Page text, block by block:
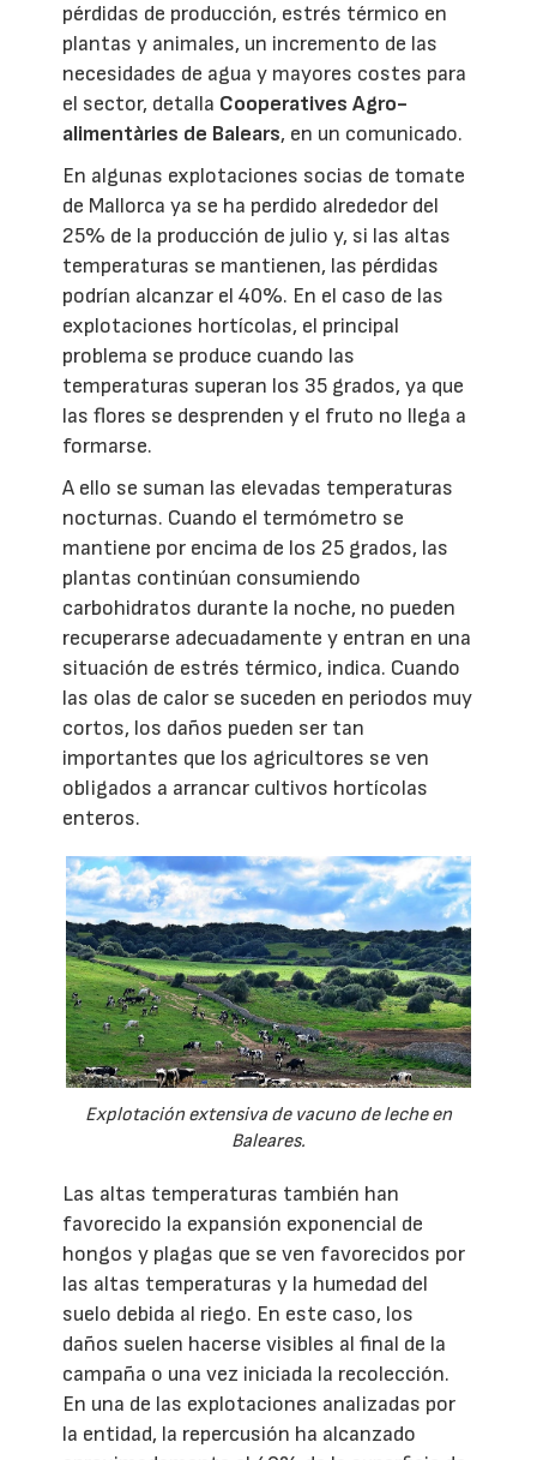
pérdidas de producción, estrés térmico en
plantas y animales, un incremento de las
necesidades de agua y mayores costes para
el sector, detalla Cooperatives Agro-
alimentàries de Balears, en un comunicado.
En algunas explotaciones socias de tomate
de Mallorca ya se ha perdido alrededor del
25% de la producción de julio y, si las altas
temperaturas se mantienen, las pérdidas
podrían alcanzar el 40%. En el caso de las
explotaciones hortícolas, el principal
problema se produce cuando las
temperaturas superan los 35 grados, ya que
las flores se desprenden y el fruto no llega a
formarse.
A ello se suman las elevadas temperaturas
nocturnas. Cuando el termómetro se
mantiene por encima de los 25 grados, las
plantas continúan consumiendo
carbohidratos durante la noche, no pueden
recuperarse adecuadamente y entran en una
situación de estrés térmico, indica. Cuando
las olas de calor se suceden en periodos muy
cortos, los daños pueden ser tan
importantes que los agricultores se ven
obligados a arrancar cultivos hortícolas
enteros.
Explotación extensiva de vacuno de leche en
Baleares.
Las altas temperaturas también han
favorecido la expansión exponencial de
hongos y plagas que se ven favorecidos por
las altas temperaturas y la humedad del
suelo debida al riego. En este caso, los
daños suelen hacerse visibles al final de la
campaña o una vez iniciada la recolección.
En una de las explotaciones analizadas por
la entidad, la repercusión ha alcanzado